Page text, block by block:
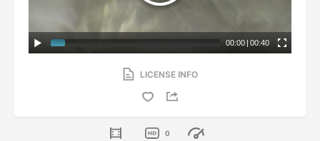
00:00 | 00:40
LICENSE INFO
0